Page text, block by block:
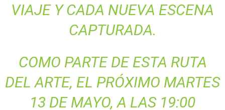
VIAJE Y CADA NUEVA ESCENA
CAPTURADA.
COMO PARTE DE ESTA RUTA
DEL ARTE, EL PRÓXIMO MARTES
13 DE MAYO, A LAS 19:00